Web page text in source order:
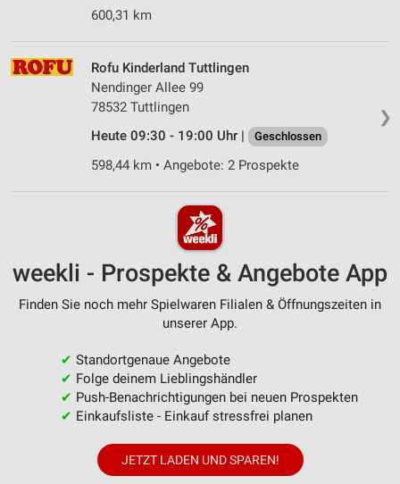
600,31 km
❯
Rofu Kinderland Tuttlingen
Nendinger Allee 99
78532 Tuttlingen
Heute 09:30 - 19:00 Uhr |
Geschlossen
598,44 km • Angebote: 2 Prospekte
weekli - Prospekte & Angebote App
Finden Sie noch mehr Spielwaren Filialen & Öffnungszeiten in
unserer App.
✔ Standortgenaue Angebote
✔ Folge deinem Lieblingshändler
✔ Push-Benachrichtigungen bei neuen Prospekten
✔ Einkaufsliste - Einkauf stressfrei planen
JETZT LADEN UND SPAREN!